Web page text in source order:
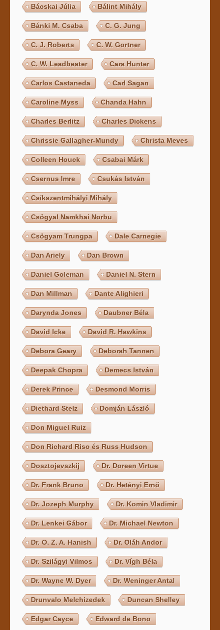
Bácskai Júlia Bálint Mihály
Bánki M. Csaba C. G. Jung
C. J. Roberts C. W. Gortner
C. W. Leadbeater Cara Hunter
Carlos Castaneda Carl Sagan
Caroline Myss Chanda Hahn
Charles Berlitz Charles Dickens
Chrissie Gallagher-Mundy Christa Meves
Colleen Houck Csabai Márk
Csernus Imre Csukás István
Csíkszentmihályi Mihály
Csögyal Namkhai Norbu
Csögyam Trungpa Dale Carnegie
Dan Ariely Dan Brown
Daniel Goleman Daniel N. Stern
Dan Millman Dante Alighieri
Darynda Jones Daubner Béla
David Icke David R. Hawkins
Debora Geary Deborah Tannen
Deepak Chopra Demecs István
Derek Prince Desmond Morris
Diethard Stelz Domján László
Don Miguel Ruiz
Don Richard Riso és Russ Hudson
Dosztojevszkij Dr. Doreen Virtue
Dr. Frank Bruno Dr. Hetényi Ernő
Dr. Jozeph Murphy Dr. Komin Vladimir
Dr. Lenkei Gábor Dr. Michael Newton
Dr. O. Z. A. Hanish Dr. Oláh Andor
Dr. Szilágyi Vilmos Dr. Vígh Béla
Dr. Wayne W. Dyer Dr. Weninger Antal
Drunvalo Melchizedek Duncan Shelley
Edgar Cayce Edward de Bono